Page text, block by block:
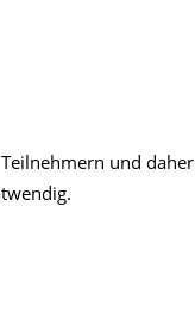
und daher